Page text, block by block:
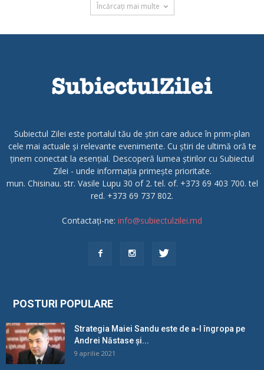
Încărcați mai multe
Subiectul Zilei este portalul tău de știri care aduce în prim-plan
cele mai actuale și relevante evenimente. Cu știri de ultimă oră te
ținem conectat la esențial. Descoperă lumea știrilor cu Subiectul
Zilei - unde informația primește prioritate.
mun. Chisinau. str. Vasile Lupu 30 of 2. tel. of. +373 69 403 700. tel
red. +373 69 737 802.
Contactați-ne: info@subiectulzilei.md
POSTURI POPULARE
Strategia Maiei Sandu este de a-l îngropa pe
Andrei Năstase și...
9 aprilie 2021